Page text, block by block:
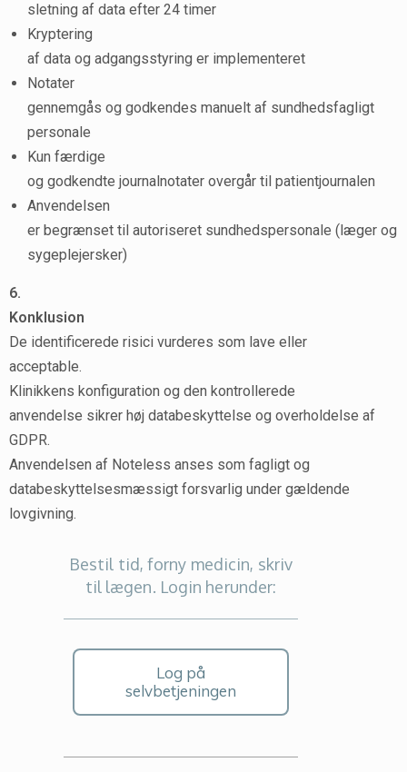
sletning af data efter 24 timer
Kryptering
af data og adgangsstyring er implementeret
Notater
gennemgås og godkendes manuelt af sundhedsfagligt
personale
Kun færdige
og godkendte journalnotater overgår til patientjournalen
Anvendelsen
er begrænset til autoriseret sundhedspersonale (læger og
sygeplejersker)
6.
Konklusion
De identificerede risici vurderes som lave eller
acceptable.
Klinikkens konfiguration og den kontrollerede
anvendelse sikrer høj databeskyttelse og overholdelse af
GDPR.
Anvendelsen af Noteless anses som fagligt og
databeskyttelsesmæssigt forsvarlig under gældende
lovgivning.
Bestil tid, forny medicin, skriv
til lægen. Login herunder:
Log på
selvbetjeningen